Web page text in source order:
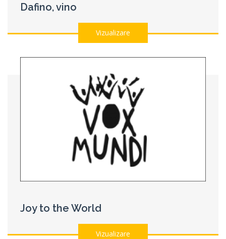
Dafino, vino
Vizualizare
Joy to the World
Vizualizare